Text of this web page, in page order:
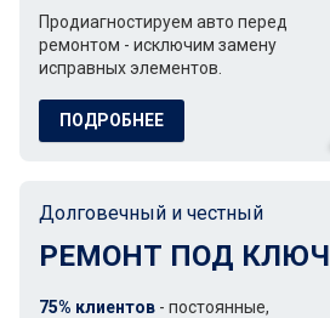
Продиагностируем авто перед
ремонтом - исключим замену
исправных элементов.
ПОДРОБНЕЕ
Долговечный и честный
РЕМОНТ ПОД КЛЮЧ
75% клиентов - постоянные,